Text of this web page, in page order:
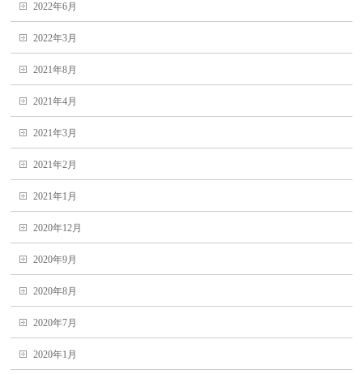
2022年6月
2022年3月
2021年8月
2021年4月
2021年3月
2021年2月
2021年1月
2020年12月
2020年9月
2020年8月
2020年7月
2020年1月